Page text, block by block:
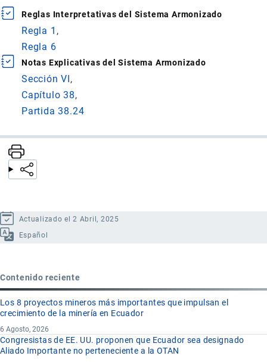
Reglas Interpretativas del Sistema Armonizado
Regla 1
Regla 6
Notas Explicativas del Sistema Armonizado
Sección VI
Capítulo 38
Partida 38.24
Actualizado el 2 Abril, 2025
Español
Contenido reciente
Los 8 proyectos mineros más importantes que impulsan el
crecimiento de la minería en Ecuador
6 Agosto, 2026
Congresistas de EE. UU. proponen que Ecuador sea designado
Aliado Importante no perteneciente a la OTAN